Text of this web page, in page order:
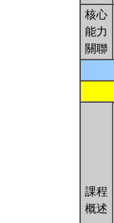
核心
能力
關聯
課程
概述